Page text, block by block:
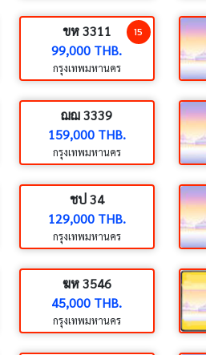
ขห 3311
99,000 THB.
กรุงเทพมหานคร
15
ฌฌ 3339
159,000 THB.
กรุงเทพมหานคร
ชป 34
129,000 THB.
กรุงเทพมหานคร
ฆห 3546
45,000 THB.
กรุงเทพมหานคร